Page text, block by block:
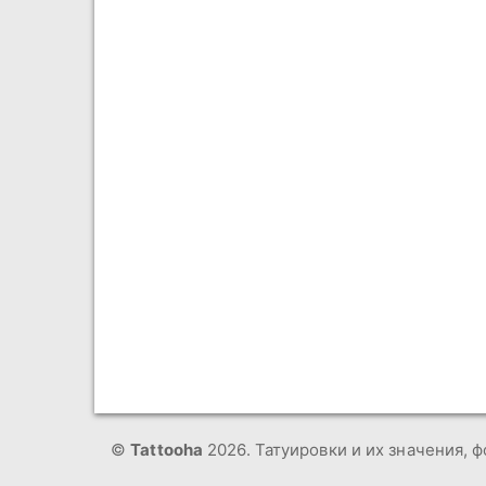
©Tattooha 2026. Татуировки и их значения,